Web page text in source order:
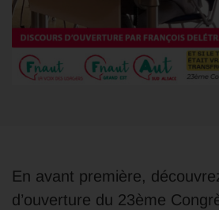
En avant première,
d’ouverture du 23ème